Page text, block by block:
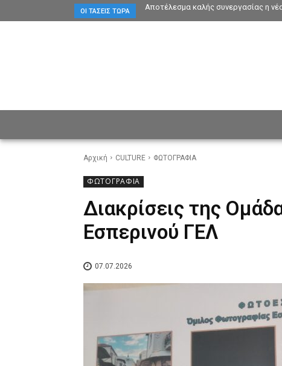
ΟΙ ΤΆΣΕΙΣ ΤΏΡΑ Αποτέλεσμα καλής συνεργασίας η
Αρχική CULTURE ΦΩΤΟΓΡΑΦΙΑ
ΦΩΤΟΓΡΑΦΙΑ
Διακρίσεις της
Εσπερινού ΓΕΛ
07.07.2026